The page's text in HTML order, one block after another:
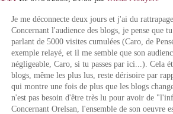
Je me déconnecte deux jours et j'ai du
Concernant l'audience des blogs, je pense que
parlant de 5000 visites cumulées (Caro, de
exemple relayé, et il me semble que son
négligeable, Caro, si tu passes par ici...). Cela
blogs, même les plus lus, reste dérisoire par
qui montre une fois de plus que les blogs
n'est pas besoin d'être très lu pour avoir de
Concernant Orelsan, l'ensemble de son oeuvre